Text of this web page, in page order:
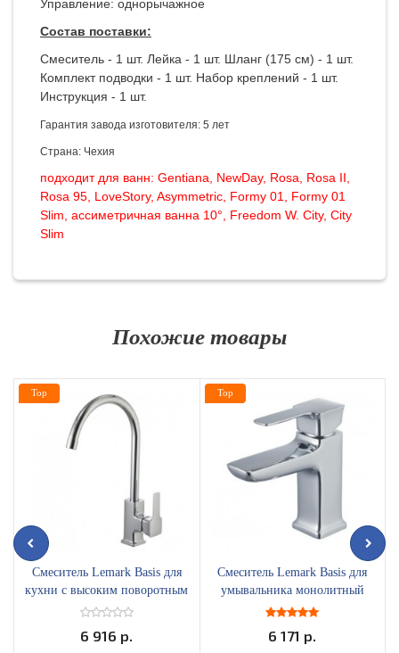
Управление: однорычажное
Состав поставки:
Смеситель - 1 шт. Лейка - 1 шт. Шланг (175 см) - 1 шт.
Комплект подводки - 1 шт. Набор креплений - 1 шт.
Инструкция - 1 шт.
Гарантия завода изготовителя: 5 лет
Страна: Чехия
подходит для ванн: Gentiana, NewDay, Rosa, Rosa II,
Rosa 95, LoveStory, Asymmetric, Formy 01, Formy 01
Slim, ассиметричная ванна 10°, Freedom W. City, City
Slim
Похожие товары
Смеситель Lemark Basis для
кухни с высоким поворотным
изливом LM3605C
6 916 р.
Top
Смеситель Lemark Basis для
умывальника монолитный
LM3606C
6 171 р.
Top